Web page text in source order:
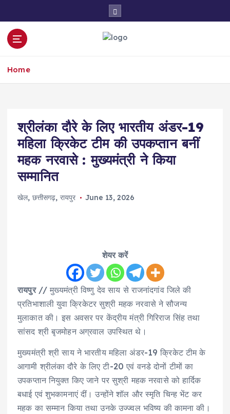
Home
श्रीलंका दौरे के लिए भारतीय अंडर-19
महिला क्रिकेट टीम की उपकप्तान बनीं
महक नरवासे : मुख्यमंत्री ने किया
सम्मानित
खेल, छत्तीसगढ़, रायपुर June 13, 2026
शेयर करें
रायपुर// मुख्यमंत्री विष्णु देव साय से राजनांदगांव जिले की
प्रतिभाशाली युवा क्रिकेटर सुश्री महक नरवासे ने सौजन्य
मुलाकात की। इस अवसर पर केंद्रीय मंत्री गिरिराज सिंह तथा
सांसद श्री बृजमोहन अग्रवाल उपस्थित थे।
मुख्यमंत्री श्री साय ने भारतीय महिला अंडर-19 क्रिकेट टीम के
आगामी श्रीलंका दौरे के लिए टी-20 एवं वनडे दोनों टीमों का
उपकप्तान नियुक्त किए जाने पर सुश्री महक नरवासे को हार्दिक
बधाई एवं शुभकामनाएं दीं। उन्होंने शॉल और स्मृति चिन्ह भेंट कर
महक का सम्मान किया तथा उनके उज्ज्वल भविष्य की कामना की।